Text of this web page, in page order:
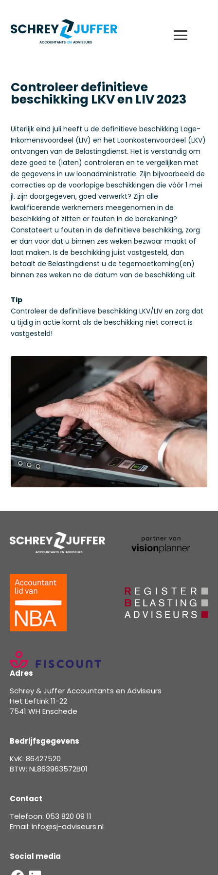
Controleer definitieve
beschikking LKV en LIV 2023
Uiterlijk eind juli heeft u de definitieve beschikking Lage-
Inkomensvoordeel (LIV) en het Loonkostenvoordeel (LKV)
ontvangen van de Belastingdienst. Het is verstandig om
deze goed te (laten) controleren en te vergelijken met
de gegevens in uw loonadministratie. Zijn bijvoorbeeld de
correcties op de voorlopige beschikkingen die vóór 1 mei
jl. zijn doorgegeven, goed verwerkt? Zijn alle
kwalificerende werknemers meegenomen in de
beschikking of zitten er fouten in de berekening?
Constateert u fouten in de definitieve beschikking, zorg
er dan voor dat u binnen zes weken bezwaar maakt of
laat maken. Is de beschikking juist vastgesteld, dan
betaalt de Belastingdienst u de tegemoetkoming(en)
binnen zes weken na de datum van de beschikking uit.
Tip
Controleer de definitieve beschikking LKV/LIV en zorg dat
u tijdig in actie komt als de beschikking niet correct is
vastgesteld!
Adres
Schrey & Juffer Accountants en Adviseurs
Het Eeftink 11-22
7541 WH Enschede
Bedrijfsgegevens
KvK: 86427520
BTW: NL863963572B01
Contact
Telefoon: 053 820 09 11
Email: info@sj-adviseurs.nl
Social media